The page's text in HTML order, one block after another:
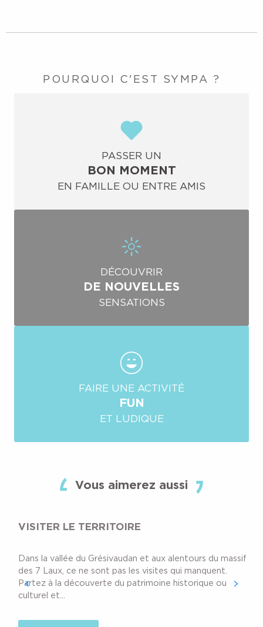
POURQUOI C'EST SYMPA ?
PASSER UN
BON MOMENT
EN FAMILLE OU ENTRE AMIS
DÉCOUVRIR
DE NOUVELLES
SENSATIONS
FAIRE UNE ACTIVITÉ
FUN
ET LUDIQUE
Vous aimerez aussi
VISITER LE TERRITOIRE
Dans la vallée du Grésivaudan et aux alentours du massif
des 7 Laux, ce ne sont pas les visites qui manquent.
Partez à la découverte du patrimoine historique ou
culturel et...